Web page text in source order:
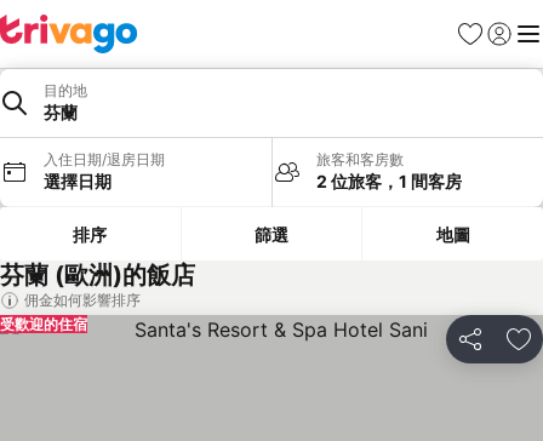
我的最愛
登入 選
目的地
芬蘭
入住日期/退房日期
選擇日期
旅客和客房數
2 位旅客，1 間客房
排序 篩選 地圖
芬蘭 (歐洲)的飯店
佣金如何影響排序
分享 加
受歡迎的住宿